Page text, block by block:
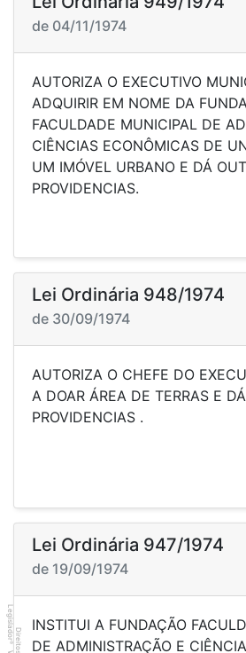
de 04/11/1974
AUTORIZA O EXECUTIVO
ADQUIRIR EM NOME DA
FACULDADE MUNICIPAL DE
CIÊNCIAS ECONÔMICAS DE
UM IMÓVEL URBANO E DÁ
PROVIDENCIAS.
Lei Ordinária 948/1974
de 30/09/1974
AUTORIZA O CHEFE DO
A DOAR ÁREA DE TERRAS E
Lei Ordinária 947/1974
de 19/09/1974
INSTITUI A FUNDAÇÃO
DE ADMINISTRAÇÃO E
Legislador
®